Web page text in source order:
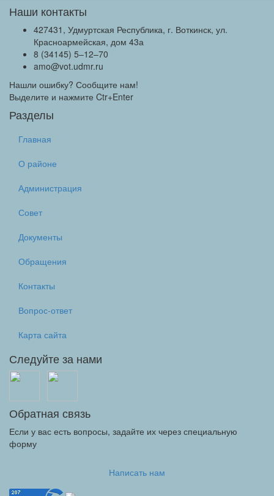
Наши контакты
427431, Удмуртская Республика, г. Воткинск, ул.
Красноармейская, дом 43а
8 (34145) 5–12–70
amo@vot.udmr.ru
Нашли ошибку? Сообщите нам!
Выделите и нажмите Ctr+Enter
Разделы
Главная
О районе
Администрация
Совет
Документы
Обращения
Контакты
Вопрос-ответ
Карта сайта
Следуйте за нами
Обратная связь
Если у вас есть вопросы, задайте их через специальную
форму
Написать нам